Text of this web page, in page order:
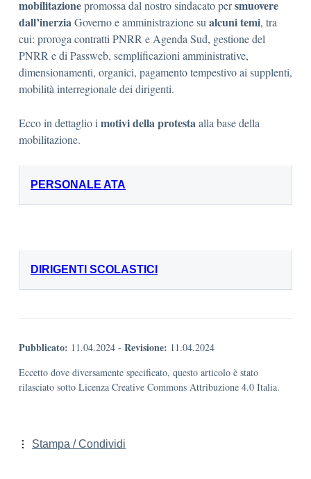
mobilitazionepromossa dal nostro sindacato persmuovere
dall’inerziaGoverno e amministrazione su alcuni temi, tra
cui: proroga contratti PNRR e Agenda Sud, gestione del
PNRR e di Passweb, semplificazioni amministrative,
dimensionamenti, organici, pagamento tempestivo ai supplenti,
mobilità interregionale dei dirigenti.
Ecco in dettaglio i motivi della protestaalla base della
mobilitazione.
PERSONALE ATA
DIRIGENTI SCOLASTICI
Pubblicato: 11.04.2024 - Revisione: 11.04.2024
Eccetto dove diversamente specificato, questo articolo è stato
rilasciato sotto Licenza Creative Commons Attribuzione 4.0 Italia.
Stampa / Condividi